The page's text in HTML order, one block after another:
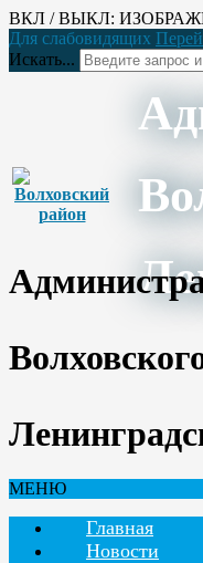
ВКЛ / ВЫКЛ:
Для слабовидящих
Искать...
МЕНЮ
Главная
Новости